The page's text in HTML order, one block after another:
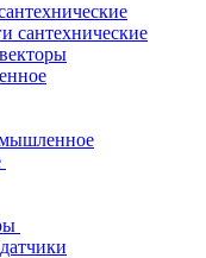
сантехнические